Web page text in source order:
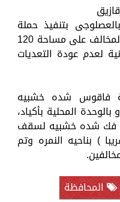
بتنفيذ حملة
ازالة فى المهد لتعديات بالبناء المخالف على مساحة 120
لعدم عودة التعديات
فاقوس شده خشبيه
المحلية بأكياد،
تم فك شده خشبيه لسقف
علوي بمساحه 100 تقريبا ) بناحيه النمره وتم
المحافظة